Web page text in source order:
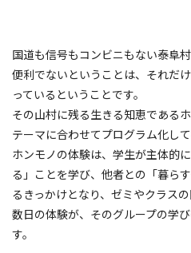
国道も信号もコンビニもない泰阜村
便利でないということは、それだ
っているということです。
その山村に残る生きる知恵である
テーマに合わせてプログラム化して
ホンモノの体験は、学生が主体的
る」ことを学び、他者との「暮ら
るきっかけとなり、ゼミやクラス
数日の体験が、そのグループの学
す。